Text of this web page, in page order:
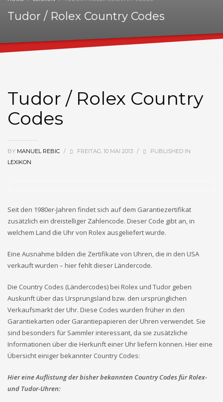
Tudor / Rolex Country Codes
Tudor / Rolex Country
Codes
BY MANUEL REBIC / FREITAG, 10 MAI 2013 /
PUBLISHED IN
LEXIKON
Seit den 1980er-Jahren findet sich auf dem Garantiezertifikat
zusätzlich ein dreistelliger Zahlencode. Dieser Code gibt an, in
welchem Land die Uhr von Rolex ausgeliefert wurde.
Eine Ausnahme bilden die Zertifikate von Uhren, die in den USA
verkauft wurden – hier fehlt dieser Ländercode.
Die Country Codes (Ländercodes) bei Rolex und Tudor geben
Auskunft über das Ursprungsland bzw. den ursprünglichen
Verkaufsmarkt der Uhr. Diese Codes wurden früher in den
Garantiekarten oder Garantiepapieren der Uhren verwendet. Sie
sind besonders für Sammler interessant, da sie zusätzliche
Informationen über die Herkunft einer Uhr liefern können. Hier eine
Übersicht einiger bekannter Country Codes:
Hier eine Auflistung der bisher bekannten Country Codes für Rolex-
und Tudor-Uhren: